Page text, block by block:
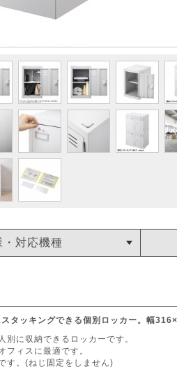
対応機種
タッキングできる個別ロッカー。幅
別に収納できるロッカーです。
フィスに最適です。
す。(ねじ固定をしません)